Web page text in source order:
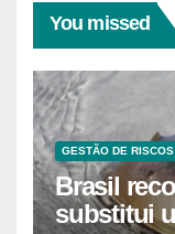
You missed
GESTÃO DE
Brasil
substitui